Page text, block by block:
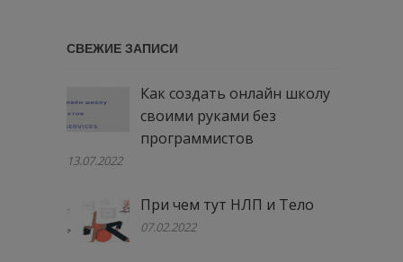
СВЕЖИЕ ЗАПИСИ
Как создать онлайн школу
своими руками без
программистов
13.07.2022
При чем тут НЛП и Тело
07.02.2022